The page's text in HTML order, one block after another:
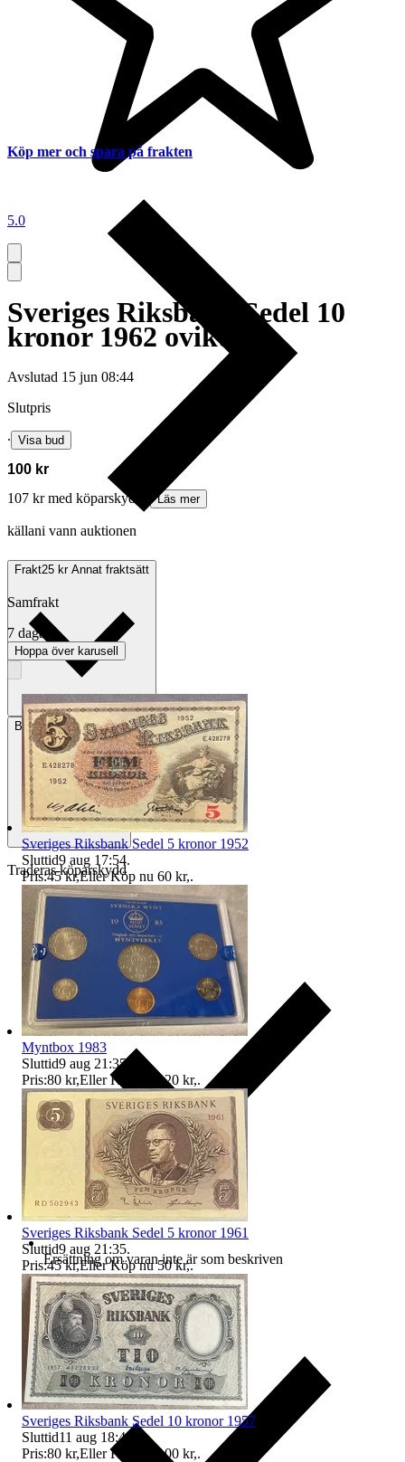
5.0
Sveriges Riksbank Sedel 10
kronor 1962 ovikt
Avslutad 15 jun 08:44
Slutpris
∙ Visa bud
100 kr
107 kr med köparskydd.
Läs mer
källani vann auktionen
Frakt25 kr Annat fraktsätt
BetalningVia Tradera
Traderas köparskydd
Ersättning om varan inte är som beskriven
Köp mer och spara på frakten
Samfrakt
7 dagar
Hoppa över karusell
Sveriges Riksbank Sedel 5 kronor 1952
Sluttid9 aug 17:54.
Pris:45 kr,Eller Köp nu 60 kr,.
Myntbox 1983
Sluttid9 aug 21:35
Pris:80 kr,Eller Köp nu 120 kr,.
Sveriges Riksbank Sedel 5 kronor 1961
Sluttid9 aug 21:35.
Pris:45 kr,Eller Köp nu 50 kr,.
Sveriges Riksbank Sedel 10 kronor 1957
Sluttid11 aug 18:41
Pris:80 kr,Eller Köp nu 100 kr,.